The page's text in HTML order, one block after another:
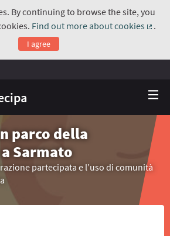
By continuing to browse the site, you
Find out more about cookies
.
I agree
parco della
Sarmato
partecipata e l’uso di comunità